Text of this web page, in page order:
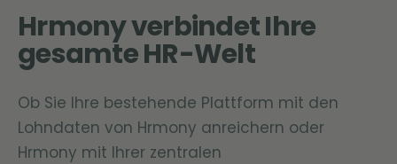
Hrmony verbindet Ihre
gesamte HR-Welt
Ob Sie Ihre bestehende Plattform mit den
Lohndaten von Hrmony anreichern oder
Hrmony mit Ihrer zentralen